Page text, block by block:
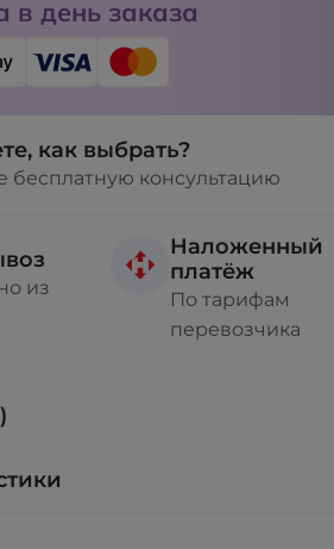
в день заказа
как выбрать?
бесплатную консультацию
из
Наложенный
платёж
По тарифам
перевозчика